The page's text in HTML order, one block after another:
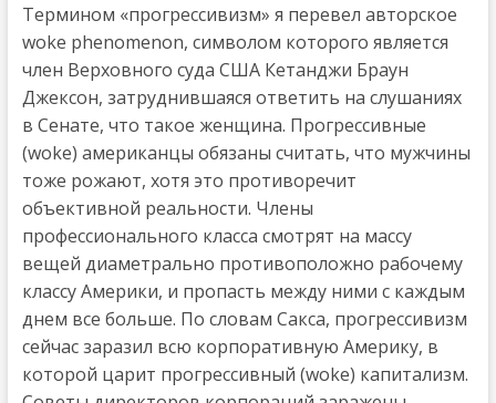
Термином «прогрессивизм» я перевел авторское
woke phenomenon, символом которого является
член Верховного суда США Кетанджи Браун
Джексон, затруднившаяся ответить на слушаниях
в Сенате, что такое женщина. Прогрессивные
(woke) американцы обязаны считать, что мужчины
тоже рожают, хотя это противоречит
объективной реальности. Члены
профессионального класса смотрят на массу
вещей диаметрально противоположно рабочему
классу Америки, и пропасть между ними с каждым
днем все больше. По словам Сакса, прогрессивизм
сейчас заразил всю корпоративную Америку, в
которой царит прогрессивный (wokе) капитализм.